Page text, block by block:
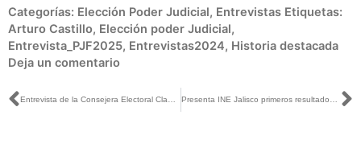
Categorías: Elección Poder Judicial, Entrevistas Etiquetas:
Arturo Castillo, Elección poder Judicial,
Entrevista_PJF2025, Entrevistas2024, Historia destacada
Deja un comentario
Ant